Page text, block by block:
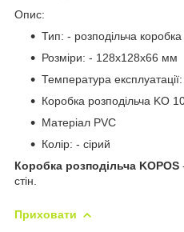
Опис:
Тип: - розподільча коробка
Розміри: - 128х128х66 мм
Температура
Коробка розподільча KO
Матеріал PVC
Колір: - сірий
Коробка розподільча KOPOS
стін.
Приховати